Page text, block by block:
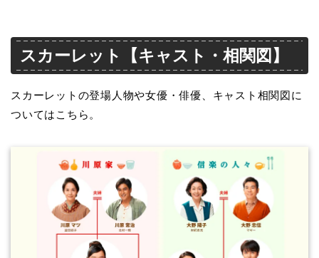
スカーレット【キャスト・相関図】
スカーレットの登場人物や女優・俳優、キャスト相関図に
ついてはこちら。